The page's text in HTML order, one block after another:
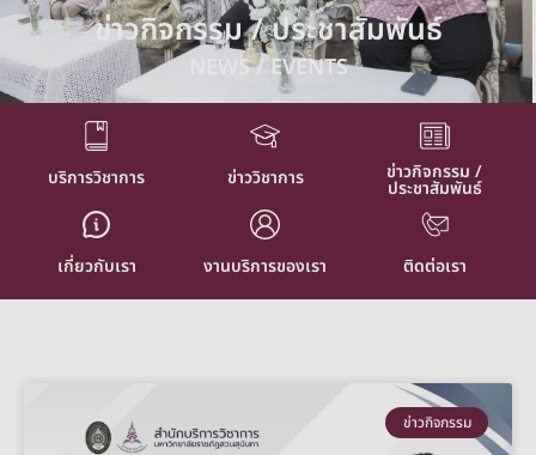
ข่าวกิจกรรม / ประชาสัมพันธ์
NEWS / EVENTS
บริการวิชาการ ข่าววิชาการ ข่าวกิจกรรม /
ประชาสัมพันธ์
เกี่ยวกับเรา งานบริการของเรา ติดต่อเรา
ข่าวกิจกรรม